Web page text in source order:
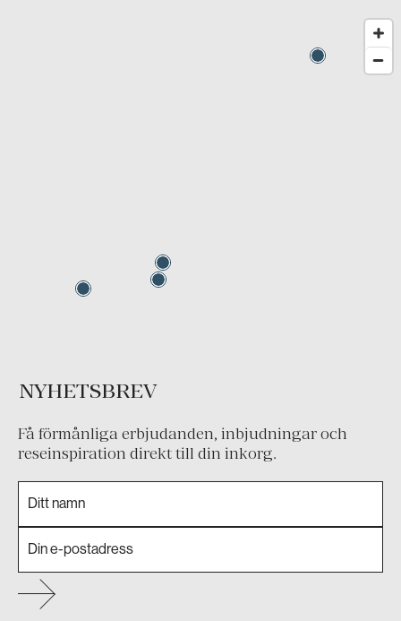
NYHETSBREV
Få förmånliga erbjudanden, inbjudningar och
reseinspiration direkt till din inkorg.